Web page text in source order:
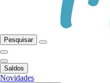
Pesquisar
Saldos
Novidades